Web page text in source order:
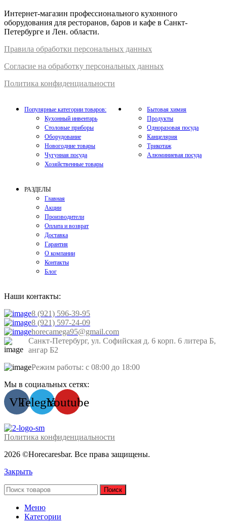
Интернет-магазин профессионального кухонного
оборудования для ресторанов, баров и кафе в Санкт-
Петербурге и Лен. области.
Правила обработки персональных данных
Согласие на обработку персональных данных
Политика конфиденциальности
Популярные категории товаров:
Кухонный инвентарь
Столовые приборы
Оборудование
Новогодние товары
Чугунная посуда
Хозяйственные товары
Бытовая химия
Продукты
Одноразовая посуда
Канцелярия
Трикотаж
Алюминиевая посуда
РАЗДЕЛЫ
Главная
Акции
Производители
Оплата и возврат
Доставка
Гарантия
О компании
Контакты
Блог
Наши контакты:
8 (921) 596-39-95
8 (921) 597-24-09
horecamega95@gmail.com
Санкт-Петербург, ул. Софийская д. 6 корп. 6 литера Б,
ангар Б2
Режим работы: с 08:00 до 18:00
Мы в социальных сетях:
VkTelegramYoutube
2026 ©Horecaresbar. Все права защищены.
Политика конфиденциальности
Закрыть
Поиск
Меню
Категории